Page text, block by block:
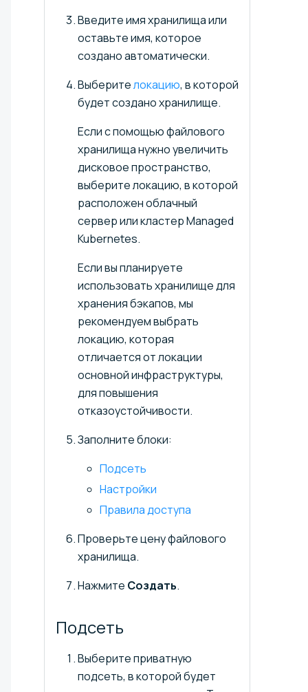
Введите имя хранилища или
оставьте имя, которое
создано автоматически.
Выберителокацию, в которой
будет создано хранилище.
Если с помощью файлового
хранилища нужно увеличить
дисковое пространство,
выберите локацию, в которой
расположен облачный
сервер или кластер Managed
Kubernetes.
Если вы планируете
использовать хранилище для
хранения бэкапов, мы
рекомендуем выбрать
локацию, которая
отличается от локации
основной инфраструктуры,
для повышения
отказоустойчивости.
Заполните блоки:
Подсеть
Настройки
Правила доступа
Проверьте цену файлового
хранилища.
Нажмите Создать.
Подсеть
Выберите приватную
подсеть, в которой будет